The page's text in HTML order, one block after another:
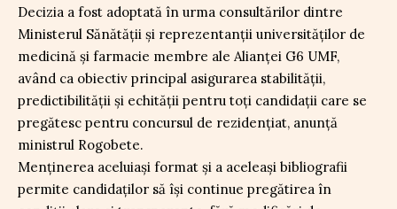
Decizia a fost adoptată în urma consultărilor dintre
Ministerul Sănătății și reprezentanții universităților de
medicină și farmacie membre ale Alianței G6 UMF,
având ca obiectiv principal asigurarea stabilității,
predictibilității și echității pentru toți candidații care se
pregătesc pentru concursul de rezidențiat, anunță
ministrul Rogobete.
Menținerea aceluiași format și a aceleași bibliografii
permite candidaților să își continue pregătirea în